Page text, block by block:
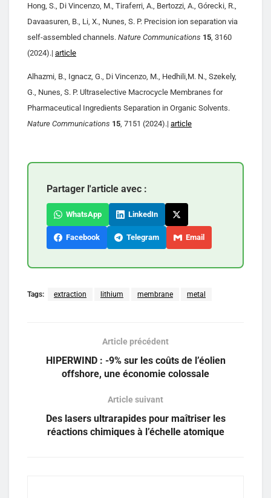
Hong, S., Di Vincenzo, M., Tiraferri, A., Bertozzi, A., Górecki, R.,
Davaasuren, B., Li, X., Nunes, S. P. Precision ion separation via
self-assembled channels. Nature Communications 15 , 3160
(2024).| article
Alhazmi, B., Ignacz, G., Di Vincenzo, M., Hedhili,M. N., Szekely,
G., Nunes, S. P. Ultraselective Macrocycle Membranes for
Pharmaceutical Ingredients Separation in Organic Solvents.
Nature Communications 15 , 7151 (2024).| article
Partager l'article avec :
WhatsApp LinkedIn
Facebook Telegram Email
Tags: extraction lithium membrane metal
Article précédent
HIPERWIND : -9% sur les coûts de l’éolien
offshore, une économie colossale
Article suivant
Des lasers ultrarapides pour maîtriser les
réactions chimiques à l’échelle atomique